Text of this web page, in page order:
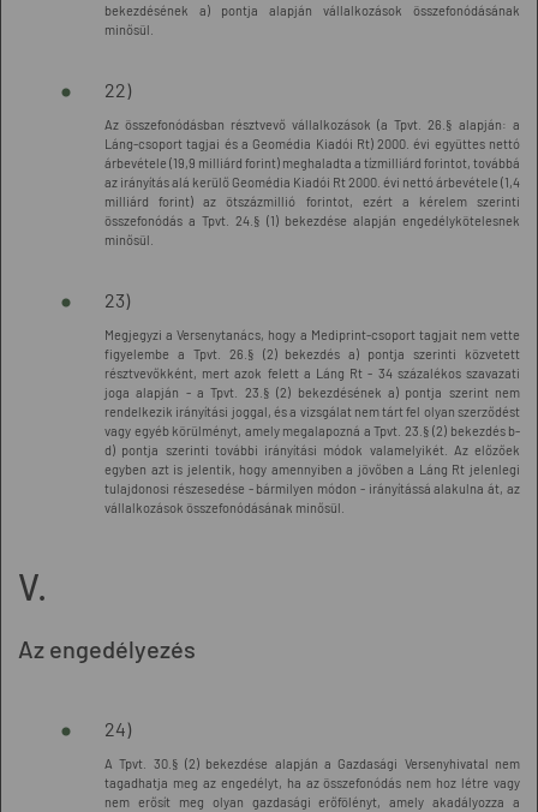
bekezdésének a) pontja alapján vállalkozások összefonódásának
minősül.
22)
Az összefonódásban résztvevő vállalkozások (a Tpvt. 26.§ alapján: a
Láng-csoport tagjai és a Geomédia Kiadói Rt) 2000. évi együttes nettó
árbevétele (19,9 milliárd forint) meghaladta a tízmilliárd forintot, továbbá
az irányítás alá kerülő Geomédia Kiadói Rt 2000. évi nettó árbevétele (1,4
milliárd forint) az ötszázmillió forintot, ezért a kérelem szerinti
összefonódás a Tpvt. 24.§ (1) bekezdése alapján engedélykötelesnek
minősül.
23)
Megjegyzi a Versenytanács, hogy a Mediprint-csoport tagjait nem vette
figyelembe a Tpvt. 26.§ (2) bekezdés a) pontja szerinti közvetett
résztvevőkként, mert azok felett a Láng Rt - 34 százalékos szavazati
joga alapján - a Tpvt. 23.§ (2) bekezdésének a) pontja szerint nem
rendelkezik irányítási joggal, és a vizsgálat nem tárt fel olyan szerződést
vagy egyéb körülményt, amely megalapozná a Tpvt. 23.§ (2) bekezdés b-
d) pontja szerinti további irányítási módok valamelyikét. Az előzőek
egyben azt is jelentik, hogy amennyiben a jövőben a Láng Rt jelenlegi
tulajdonosi részesedése - bármilyen módon - irányítássá alakulna át, az
vállalkozások összefonódásának minősül.
V.
Az engedélyezés
24)
A Tpvt. 30.§ (2) bekezdése alapján a Gazdasági Versenyhivatal nem
tagadhatja meg az engedélyt, ha az összefonódás nem hoz létre vagy
nem erősít meg olyan gazdasági erőfölényt, amely akadályozza a